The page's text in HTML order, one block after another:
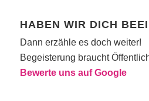
HABEN WIR DICH
Dann erzähle es doch weiter!
Begeisterung braucht
Bewerte uns auf Google